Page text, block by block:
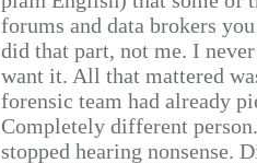
forums and data brokers
did that part, not me. I
want it. All that mattered
forensic team had already
Completely different
stopped hearing nonsense.